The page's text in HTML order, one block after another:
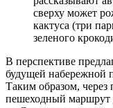
сверху может
кактуса (три
зеленого
В перспективе
будущей набережной
Таким образом,
пешеходный маршрут